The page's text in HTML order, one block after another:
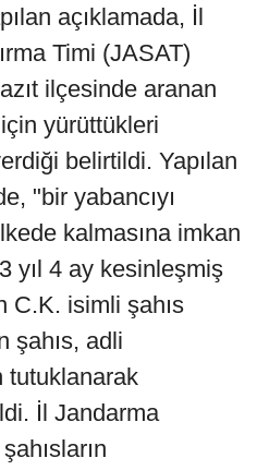
açıklamada, İl
Timi (JASAT)
ilçesinde aranan
yürüttükleri
belirtildi. Yapılan
"bir yabancıyı
kalmasına imkan
yıl 4 ay kesinleşmiş
C.K. isimli şahıs
şahıs, adli
tutuklanarak
İl Jandarma